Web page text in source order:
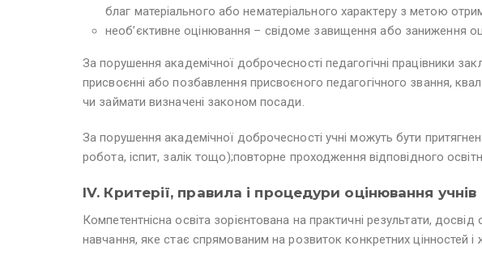
благ матеріального або нематеріального характеру з метою
необ’єктивне оцінювання – свідоме завищення або заниження
За порушення академічної доброчесності педагогічні працівники
присвоєнні або позбавлення присвоєного педагогічного звання,
чи займати визначені законом посади.
За порушення академічної доброчесності учні можуть бути
робота, іспит, залік тощо);повторне проходження відповідного
IV. Критерії, правила і процедури оцінювання учнів
Компетентнісна освіта зорієнтована на практичні результати,
навчання, яке стає спрямованим на розвиток конкретних цінностей і